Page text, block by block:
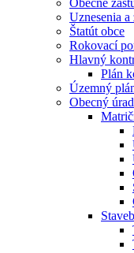
Obecné
Uznesenia a
Štatút obce
Rokovací
Hlavný
Plán
Územný
Obecný úrad